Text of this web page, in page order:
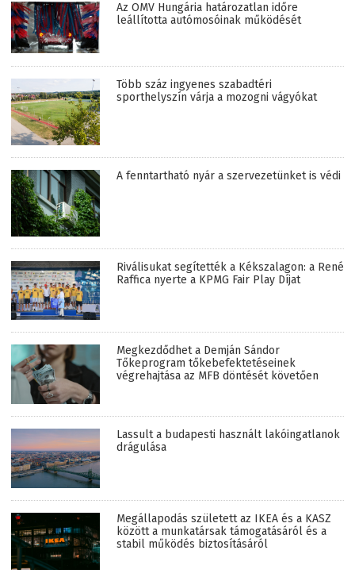
Az OMV Hungária határozatlan időre
leállította autómosóinak működését
Több száz ingyenes szabadtéri
sporthelyszín várja a mozogni vágyókat
A fenntartható nyár a szervezetünket is védi
Riválisukat segítették a Kékszalagon: a René
Raffica nyerte a KPMG Fair Play Díjat
Megkezdődhet a Demján Sándor
Tőkeprogram tőkebefektetéseinek
végrehajtása az MFB döntését követően
Lassult a budapesti használt lakóingatlanok
drágulása
Megállapodás született az IKEA és a KASZ
között a munkatársak támogatásáról és a
stabil működés biztosításáról